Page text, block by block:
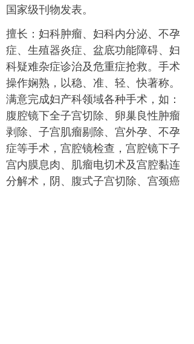
国家级刊物发表。
擅长：妇科肿瘤、妇科内分泌、不孕
症、生殖器炎症、盆底功能障碍、妇
科疑难杂症诊治及危重症抢救。手术
操作娴熟，以稳、准、轻、快著称。
满意完成妇产科领域各种手术，如：
腹腔镜下全子宫切除、卵巢良性肿瘤
剥除、子宫肌瘤剔除、宫外孕、不孕
症等手术，宫腔镜检查，宫腔镜下子
宫内膜息肉、肌瘤电切术及宫腔黏连
分解术，阴、腹式子宫切除、宫颈癌